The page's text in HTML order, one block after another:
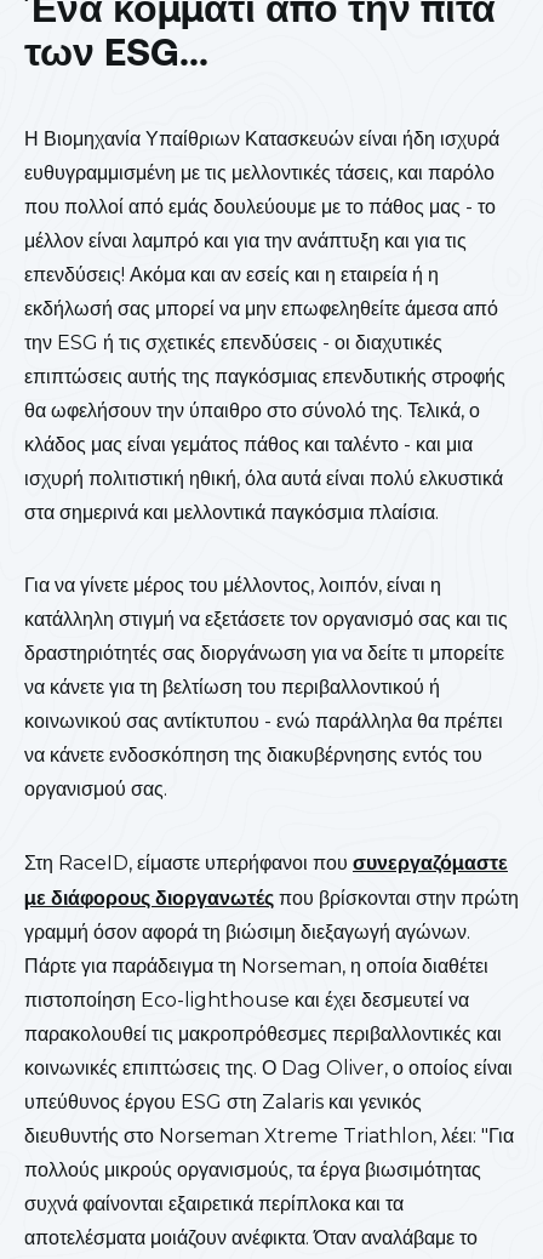
των ESG...
Η Βιομηχανία Υπαίθριων Κατασκευών είναι ήδη ισχυρά
ευθυγραμμισμένη με τις μελλοντικές τάσεις, και παρόλο
που πολλοί από εμάς δουλεύουμε με το πάθος μας - το
μέλλον είναι λαμπρό και για την ανάπτυξη και για τις
επενδύσεις! Ακόμα και αν εσείς και η εταιρεία ή η
εκδήλωσή σας μπορεί να μην επωφεληθείτε άμεσα από
την ESG ή τις σχετικές επενδύσεις - οι διαχυτικές
επιπτώσεις αυτής της παγκόσμιας επενδυτικής στροφής
θα ωφελήσουν την ύπαιθρο στο σύνολό της. Τελικά, ο
κλάδος μας είναι γεμάτος πάθος και ταλέντο - και μια
ισχυρή πολιτιστική ηθική, όλα αυτά είναι πολύ ελκυστικά
στα σημερινά και μελλοντικά παγκόσμια πλαίσια.
Για να γίνετε μέρος του μέλλοντος, λοιπόν, είναι η
κατάλληλη στιγμή να εξετάσετε τον οργανισμό σας και τις
δραστηριότητές σας διοργάνωση για να δείτε τι μπορείτε
να κάνετε για τη βελτίωση του περιβαλλοντικού ή
κοινωνικού σας αντίκτυπου - ενώ παράλληλα θα πρέπει
να κάνετε ενδοσκόπηση της διακυβέρνησης εντός του
οργανισμού σας.
Στη RaceID, είμαστε υπερήφανοι που συνεργαζόμαστε
με διάφορους διοργανωτές που βρίσκονται στην πρώτη
γραμμή όσον αφορά τη βιώσιμη διεξαγωγή αγώνων.
Πάρτε για παράδειγμα τη Norseman, η οποία διαθέτει
πιστοποίηση Eco-lighthouse και έχει δεσμευτεί να
παρακολουθεί τις μακροπρόθεσμες περιβαλλοντικές και
κοινωνικές επιπτώσεις της. Ο Dag Oliver, ο οποίος είναι
υπεύθυνος έργου ESG στη Zalaris και γενικός
διευθυντής στο Norseman Xtreme Triathlon, λέει: "Για
πολλούς μικρούς οργανισμούς, τα έργα βιωσιμότητας
συχνά φαίνονται εξαιρετικά περίπλοκα και τα
αποτελέσματα μοιάζουν ανέφικτα. Όταν αναλάβαμε το